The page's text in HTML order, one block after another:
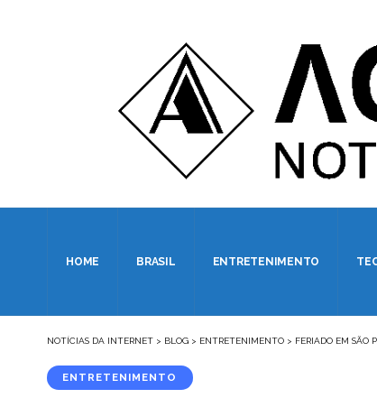
HOME BRASIL ENTRETENIMENTO
NOTÍCIAS DA INTERNET > BLOG > ENTRETENIMENTO > FERIADO EM SÃO
ENTRETENIMENTO